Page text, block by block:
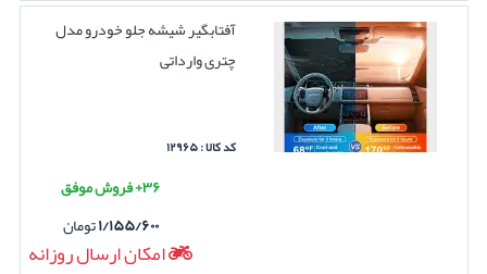
آفتابگیر شیشه جلو خودرو مدل
چتری وارداتی
کد کالا : ۱۲۹۶۵
۳۶+ فروش موفق
۱/۱۵۵/۶۰۰تومان
امکان ارسال روزانه